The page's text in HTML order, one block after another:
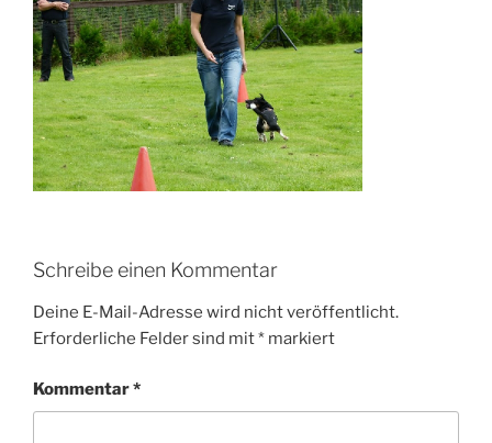
Schreibe einen Kommentar
Deine E-Mail-Adresse wird nicht veröffentlicht.
Erforderliche Felder sind mit* markiert
Kommentar*